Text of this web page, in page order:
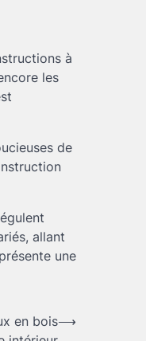
à
les
de
allant
une
en bois⟶